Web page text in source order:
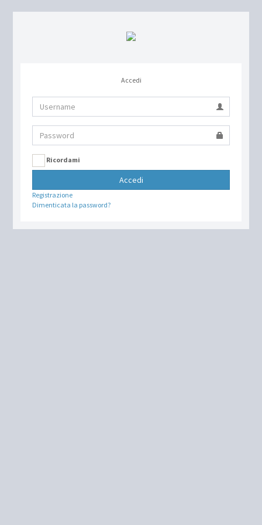
Accedi
Ricordami
Accedi
Registrazione
Dimenticata la password?